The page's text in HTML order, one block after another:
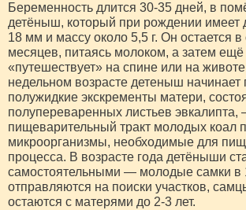
Беременность длится 30-35 дней, в
детёныш, который при рождении имеет
18 мм и массу около 5,5 г. Он остается в
месяцев, питаясь молоком, а затем ещё
«путешествует» на спине или на
недельном возрасте детеныш начинает
полужидкие экскременты матери,
полупереваренных листьев эвкалипта,
пищеварительный тракт молодых коал
микроорганизмы, необходимые для
процесса. В возрасте года детёныши
самостоятельными — молодые самки в
отправляются на поиски участков,
остаются с матерями до 2-3 лет.